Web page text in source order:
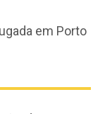
em Porto